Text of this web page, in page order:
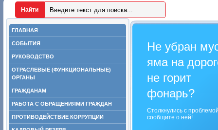
ГЛАВНАЯ
СОБЫТИЯ
РУКОВОДСТВО
ОТРАСЛЕВЫЕ (ФУНКЦИОНАЛЬНЫЕ)
ОРГАНЫ
ГРАЖДАНАМ
РАБОТА С ОБРАЩЕНИЯМИ ГРАЖДАН
ПРОТИВОДЕЙСТВИЕ КОРРУПЦИИ
Не убран
яма на
не горит
фонарь?
Столкнулись с
сообщите о ней!